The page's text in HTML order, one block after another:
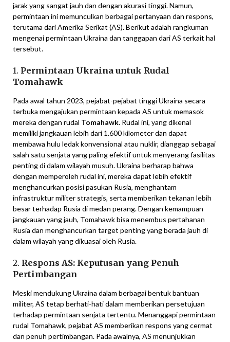
jarak yang sangat jauh dan dengan akurasi tinggi. Namun,
permintaan ini memunculkan berbagai pertanyaan dan respons,
terutama dari Amerika Serikat (AS). Berikut adalah rangkuman
mengenai permintaan Ukraina dan tanggapan dari AS terkait hal
tersebut.
1. Permintaan Ukraina untuk Rudal
Tomahawk
Pada awal tahun 2023, pejabat-pejabat tinggi Ukraina secara
terbuka mengajukan permintaan kepada AS untuk memasok
mereka dengan rudal Tomahawk. Rudal ini, yang dikenal
memiliki jangkauan lebih dari 1.600 kilometer dan dapat
membawa hulu ledak konvensional atau nuklir, dianggap sebagai
salah satu senjata yang paling efektif untuk menyerang fasilitas
penting di dalam wilayah musuh. Ukraina berharap bahwa
dengan memperoleh rudal ini, mereka dapat lebih efektif
menghancurkan posisi pasukan Rusia, menghantam
infrastruktur militer strategis, serta memberikan tekanan lebih
besar terhadap Rusia di medan perang. Dengan kemampuan
jangkauan yang jauh, Tomahawk bisa menembus pertahanan
Rusia dan menghancurkan target penting yang berada jauh di
dalam wilayah yang dikuasai oleh Rusia.
2. Respons AS: Keputusan yang Penuh
Pertimbangan
Meski mendukung Ukraina dalam berbagai bentuk bantuan
militer, AS tetap berhati-hati dalam memberikan persetujuan
terhadap permintaan senjata tertentu. Menanggapi permintaan
rudal Tomahawk, pejabat AS memberikan respons yang cermat
dan penuh pertimbangan. Pada awalnya, AS menunjukkan